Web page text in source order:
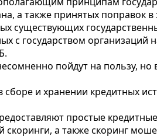
а также принятых поправок
существующих
с государством организаций
пойдут на пользу,
и хранении кредитных
простые
а также скоринг